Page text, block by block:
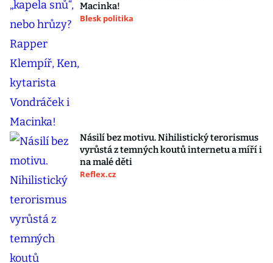
Macinka!
Blesk politika
Násilí bez motivu. Nihilistický terorismus
vyrůstá z temných koutů internetu a míří i
na malé děti
Reflex.cz